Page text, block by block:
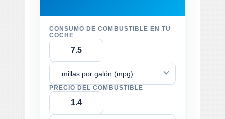
CONSUMO DE COMBUSTIBLE EN TU
COCHE
millas por galón (mpg)
PRECIO DEL COMBUSTIBLE